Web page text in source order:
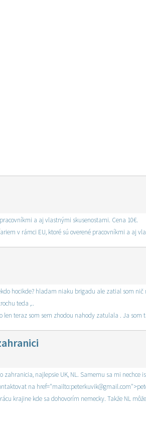
Ponúkam zoznam viac ako 50 fariem v rámci EU, ktoré sú overené pracovníkmi a aj vlastnými skusenostami. Cena 10€.
hocikde? hladam niaku brigadu ale zatial som
teda ,..
len teraz som sem zhodou nahody zatulala . Ja
najlepsie UK, NL. Samemu sa mi nechce
Ahoj. Som rad, ze si sa ozval. ano, stale je to aktualne. Mozes
krajine kde sa dohovorím nemecky. Takže NL